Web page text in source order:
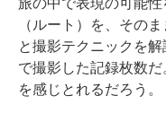
（ルート）を、その
と撮影テクニックを
で撮影した記録枚数
を感じとれるだろう。